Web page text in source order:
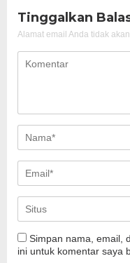
Tinggalkan
Alamat email Anda tidak
Simpan nama, email,
ini untuk komentar saya